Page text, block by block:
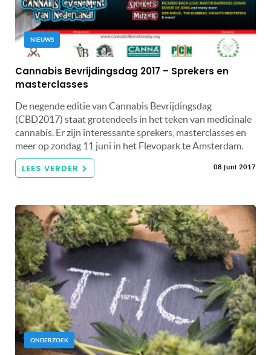
NIEUWS
Cannabis Bevrijdingsdag 2017 – Sprekers en
masterclasses
De negende editie van Cannabis Bevrijdingsdag
(CBD2017) staat grotendeels in het teken van medicinale
cannabis. Er zijn interessante sprekers, masterclasses en
meer op zondag 11 juni in het Flevopark te Amsterdam.
LEES VERDER 08 juni 2017
ONDERZOEK